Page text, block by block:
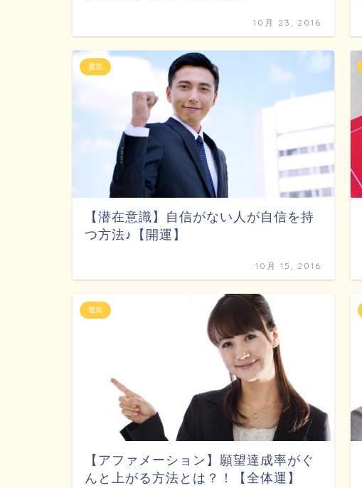
10月 23, 2016
運気
【潜在意識】自信がない人が自信を持
つ方法♪【開運】
10月 15, 2016
運気
【アファメーション】願望達成率がぐ
んと上がる方法とは？！【全体運】